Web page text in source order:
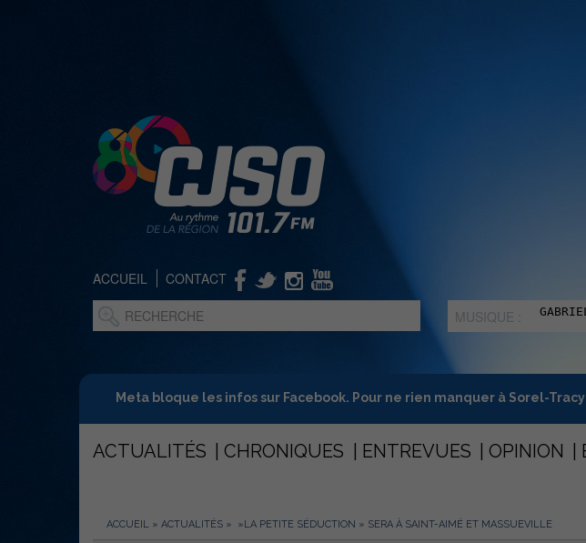
ACCUEIL CONTACT
MUSIQUE :
Meta bloque les infos sur Facebook. Pour ne rien manquer à Sorel-
ACTUALITÉS CHRONIQUES ENTREVUES OPINION
ACCUEIL » ACTUALITÉS » »LA PETITE SÉDUCTION » SERA À SAINT-AIMÉ ET MASSUEVILLE